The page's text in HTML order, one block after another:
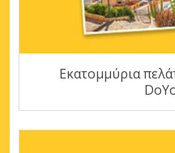
Εκατομμύρια